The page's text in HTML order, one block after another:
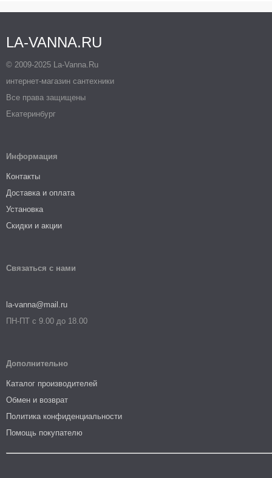
LA-VANNA.RU
© 2009-2025 La-Vanna.Ru
интернет-магазин сантехники
Все права защищены
Екатеринбург
Информация
Контакты
Доставка и оплата
Установка
Скидки и акции
Связаться с нами
la-vanna@mail.ru
ПН-ПТ с 9.00 до 18.00
Дополнительно
Каталог производителей
Обмен и возврат
Политика конфиденциальности
Помощь покупателю